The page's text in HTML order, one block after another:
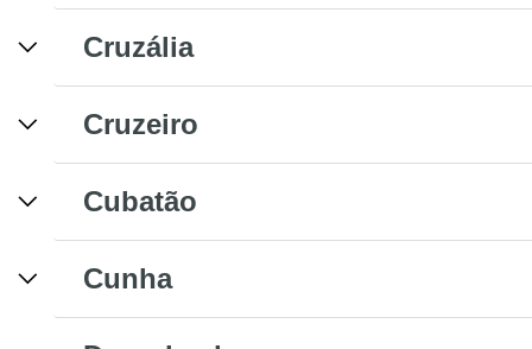
Cruzália
Cruzeiro
Cubatão
Cunha